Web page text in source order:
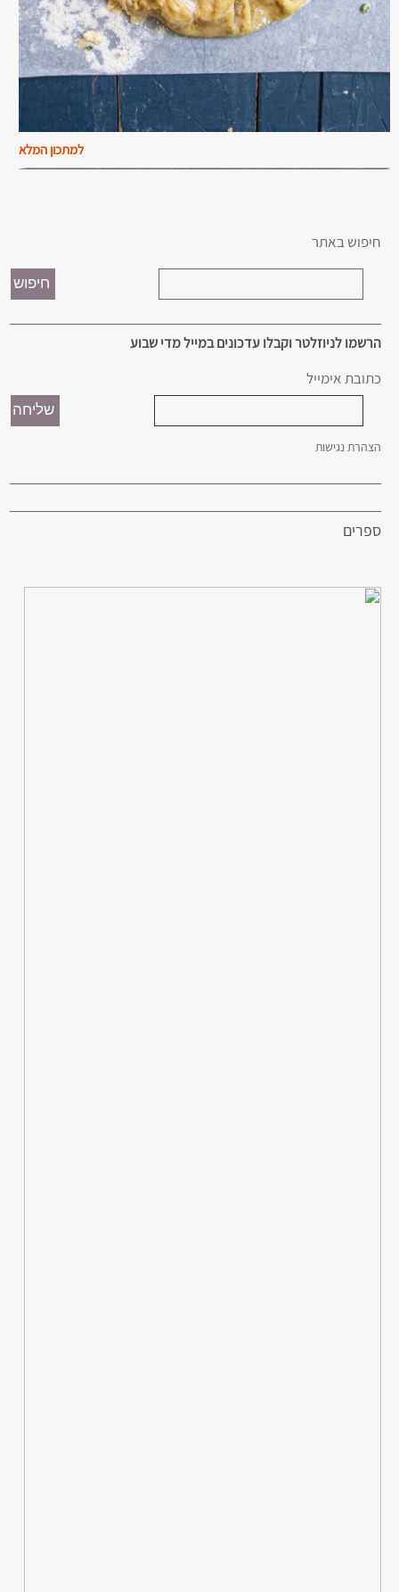
למתכון המלא
חיפוש באתר
הרשמו לניוזלטר וקבלו עדכונים במייל מדי שבוע
כתובת אימייל
הצהרת נגישות
ספרים